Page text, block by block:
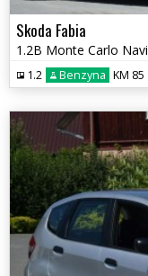
Skoda Fabia
1.2 Benzyna KM 85